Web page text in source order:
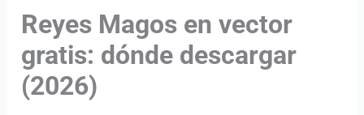
Reyes Magos en vector
gratis: dónde descargar
(2026)